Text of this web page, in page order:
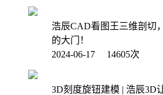
浩辰CAD看图王三维剖切
的大门！
2024-06-17 14605次
3D刻度旋钮建模 | 浩辰3D